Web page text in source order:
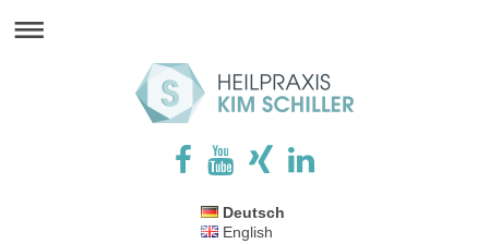
Deutsch
English